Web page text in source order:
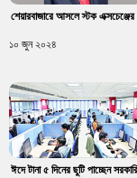
শেয়ারবাজারে আসলে স্টক
১০ জুন ২০২৪
ঈদে টানা ৫ দিনের ছুটি পাচ্ছেন